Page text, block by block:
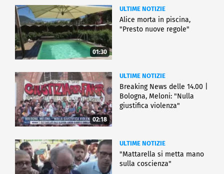
01:30
ULTIME NOTIZIE
Alice morta in piscina,
"Presto nuove regole"
02:18
ULTIME NOTIZIE
Breaking News delle 14.00 |
Bologna, Meloni: "Nulla
giustifica violenza"
ULTIME NOTIZIE
"Mattarella si metta mano
sulla coscienza"